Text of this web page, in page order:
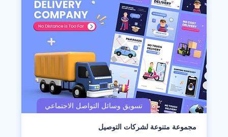
مجموعة متنوعة لشركات التوصيل